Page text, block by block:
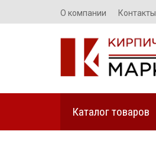
О компании Контакты
Каталог товаров